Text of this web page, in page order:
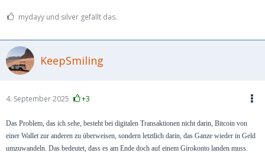
mydayy und silver gefällt das.
KeepSmiling
4. September 2025 +3
Das Problem, das ich sehe, besteht bei digitalen Transaktionen nicht darin, Bitcoin von
einer Wallet zur anderen zu überweisen, sondern letztlich darin, das Ganze wieder in Geld
umzuwandeln. Das bedeutet, dass es am Ende doch auf einem Girokonto landen muss.